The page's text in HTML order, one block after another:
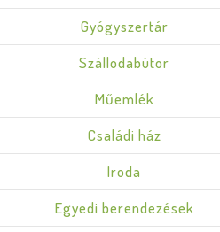
Gyógyszertár
Szállodabútor
Műemlék
Családi ház
Iroda
Egyedi berendezések